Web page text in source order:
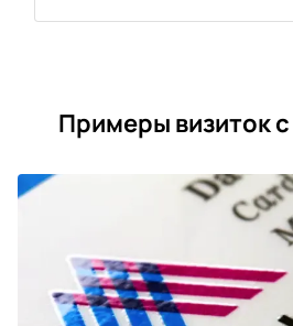
Примеры визиток